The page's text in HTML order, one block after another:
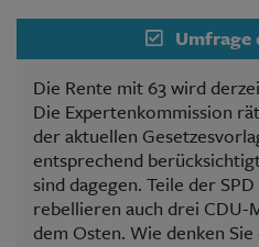
Umfrage
Die Rente mit 63 wird
Die Expertenkommission
der aktuellen
entsprechend
sind dagegen. Teile der
rebellieren auch drei CDU-
dem Osten. Wie denken